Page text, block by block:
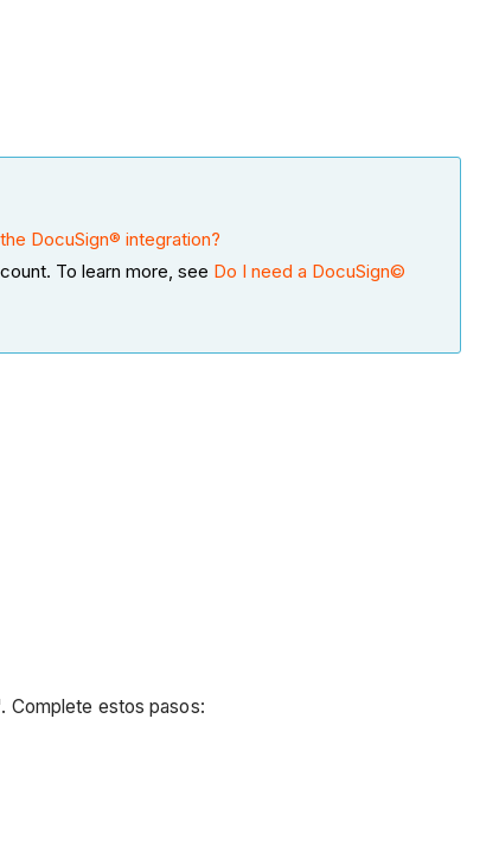
DocuSign® integration?
To learn more, see Do I need a DocuSign©
Complete estos pasos: